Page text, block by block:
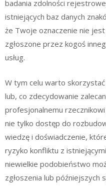
badania zdolności
istniejących baz danych
że Twoje oznaczenie nie
zgłoszone przez kogoś
usług.
W tym celu warto
lub, co zdecydowanie
profesjonalnemu
nie tylko dostęp do
wiedzę i doświadczenie,
ryzyko konfliktu z
niewielkie podobieństwo
zgłoszenia lub późniejszych